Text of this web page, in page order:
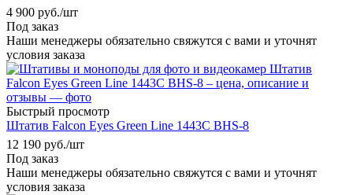
4 900 руб./шт
Под заказ
Наши менеджеры обязательно свяжутся с вами и уточнят
условия заказа
Быстрый просмотр
Штатив Falcon Eyes Green Line 1443C BHS-8
12 190 руб./шт
Под заказ
Наши менеджеры обязательно свяжутся с вами и уточнят
условия заказа